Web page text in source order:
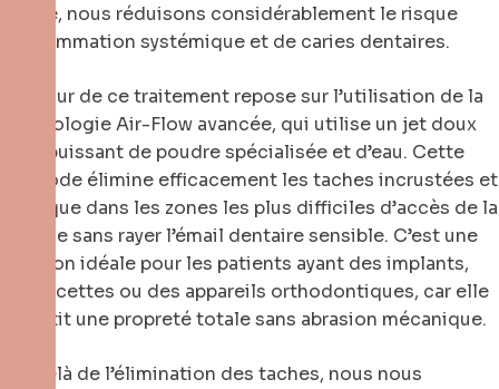
stérile, nous réduisons considérablement le risque
d’inflammation systémique et de caries dentaires.
Le cœur de ce traitement repose sur l’utilisation de la
technologie Air-Flow avancée, qui utilise un jet doux
mais puissant de poudre spécialisée et d’eau. Cette
méthode élimine efficacement les taches incrustées et
la plaque dans les zones les plus difficiles d’accès de la
bouche sans rayer l’émail dentaire sensible. C’est une
solution idéale pour les patients ayant des implants,
des facettes ou des appareils orthodontiques, car elle
garantit une propreté totale sans abrasion mécanique.
Au-delà de l’élimination des taches, nous nous